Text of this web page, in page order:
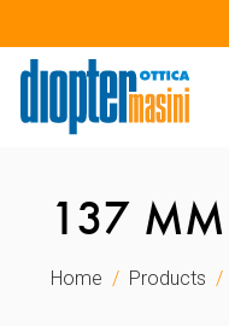
137 MM
Home Products